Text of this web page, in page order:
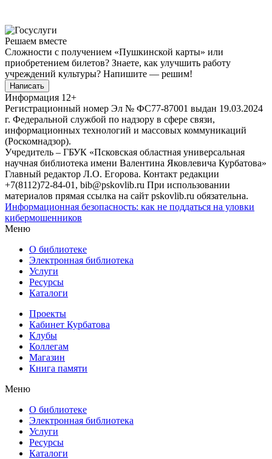
Решаем вместе
Сложности с получением «Пушкинской карты» или
приобретением билетов? Знаете, как улучшить работу
учреждений культуры? Напишите — решим!
Написать
Информация 12+
Регистрационный номер Эл № ФС77-87001 выдан 19.03.2024
г. Федеральной службой по надзору в сфере связи,
информационных технологий и массовых коммуникаций
(Роскомнадзор).
Учредитель – ГБУК «Псковская областная универсальная
научная библиотека имени Валентина Яковлевича Курбатова»
Главный редактор Л.О. Егорова. Контакт редакции
+7(8112)72-84-01, bib@pskovlib.ru При использовании
материалов прямая ссылка на сайт pskovlib.ru обязательна.
Информационная безопасность: как не поддаться на уловки
кибермошенников
Меню
О библиотеке
Электронная библиотека
Услуги
Ресурсы
Каталоги
Проекты
Кабинет Курбатова
Клубы
Коллегам
Магазин
Книга памяти
Меню
О библиотеке
Электронная библиотека
Услуги
Ресурсы
Каталоги